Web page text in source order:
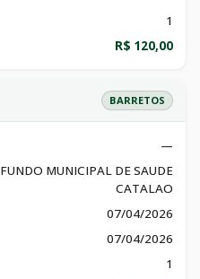
1
R$ 120,00
BARRETOS
—
FUNDO MUNICIPAL DE SAUDE
CATALAO
07/04/2026
07/04/2026
1